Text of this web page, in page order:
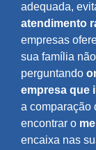
adequada,
atendimento
empresas
sua família
perguntando
empresa que
a comparação
encontrar o
encaixa nas